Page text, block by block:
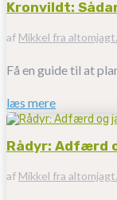
Kronvildt:
af Mikkel fra
Få en guide til at
læs mere
Rådyr: Adfærd
af Mikkel fra